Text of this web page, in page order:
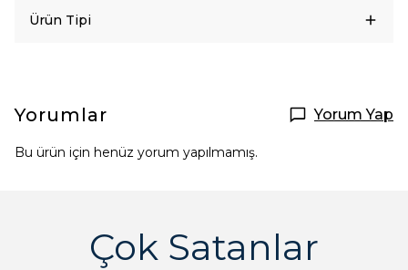
Ürün Tipi
Yorumlar Yorum Yap
Bu ürün için henüz yorum yapılmamış.
Çok Satanlar